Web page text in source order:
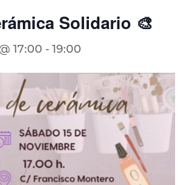
Solidario 🎨
17:00 - 19:00